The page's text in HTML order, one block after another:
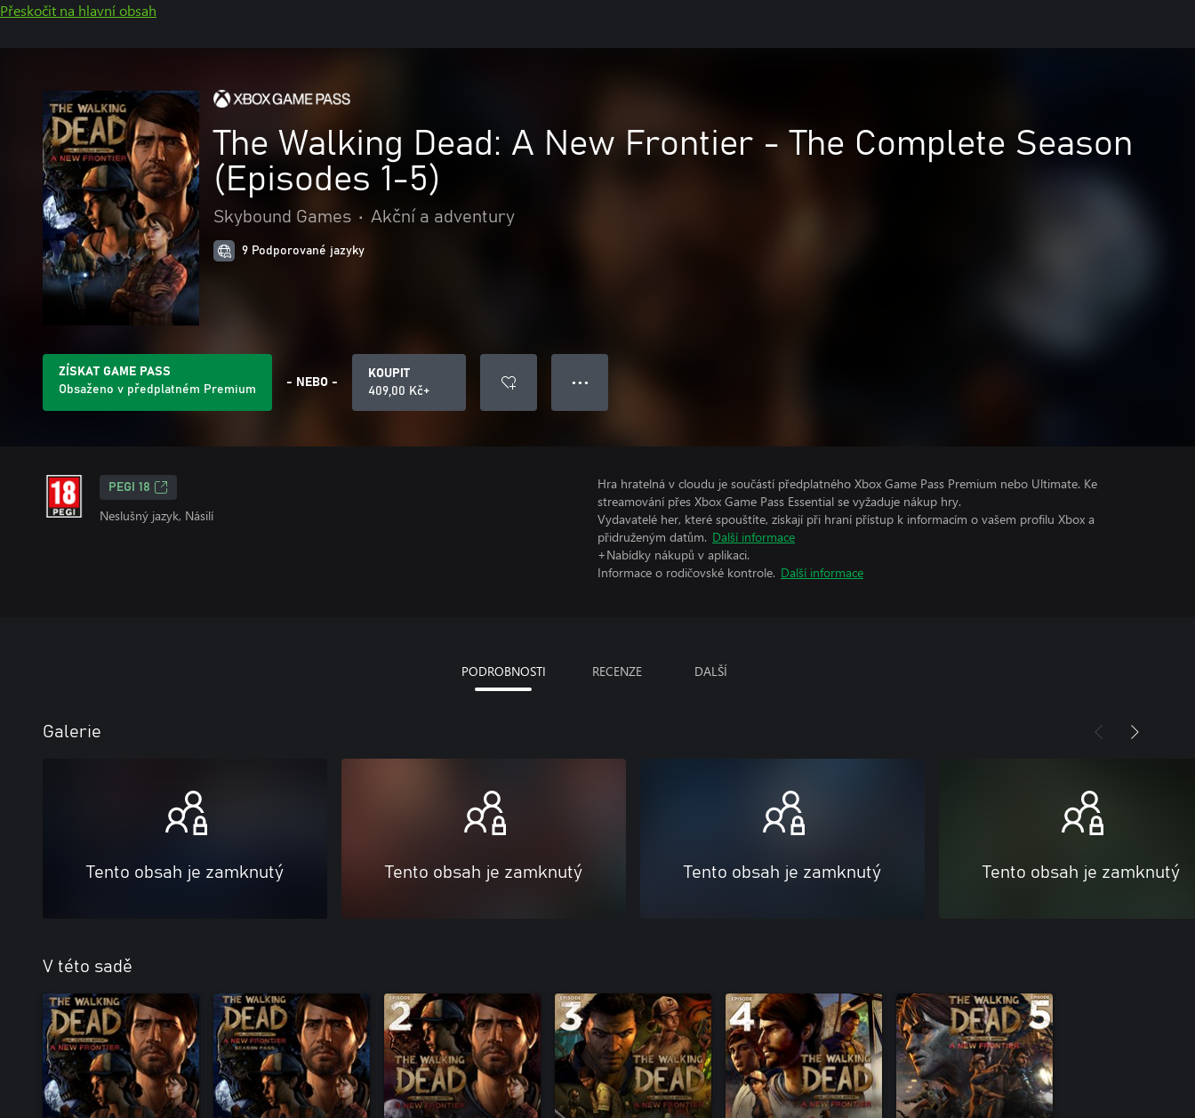
Přeskočit na hlavní obsah
The Walking Dead: A New Frontier - The Complete Season
(Episodes 1-5)
Skybound Games • Akční a adventury
9 Podporované jazyky
ZÍSKAT GAME PASS
Obsaženo v předplatném Premium
- NEBO -
KOUPIT
409,00 Kč+
● ● ●
PEGI 18
Neslušný jazyk, Násilí
Hra hratelná v cloudu je součástí předplatného Xbox Game Pass Premium nebo Ultimate. Ke
streamování přes Xbox Game Pass Essential se vyžaduje nákup hry.
Vydavatelé her, které spouštíte, získají při hraní přístup k informacím o vašem profilu Xbox a
přidruženým datům. Další informace
+Nabídky nákupů v aplikaci.
Informace o rodičovské kontrole. Další informace
PODROBNOSTI RECENZE DALŠÍ
Galerie
Tento obsah je zamknutý Tento obsah je zamknutý Tento obsah je zamknutý Tento obsah je zamknutý
V této sadě